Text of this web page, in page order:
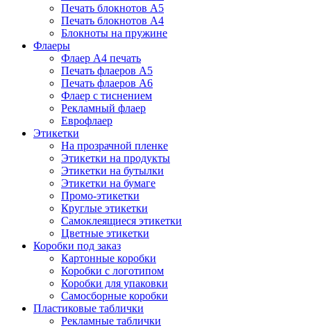
Печать блокнотов А5
Печать блокнотов А4
Блокноты на пружине
Флаеры
Флаер А4 печать
Печать флаеров А5
Печать флаеров А6
Флаер с тиснением
Рекламный флаер
Еврофлаер
Этикетки
На прозрачной пленке
Этикетки на продукты
Этикетки на бутылки
Этикетки на бумаге
Промо-этикетки
Круглые этикетки
Самоклеящиеся этикетки
Цветные этикетки
Коробки под заказ
Картонные коробки
Коробки с логотипом
Коробки для упаковки
Самосборные коробки
Пластиковые таблички
Рекламные таблички